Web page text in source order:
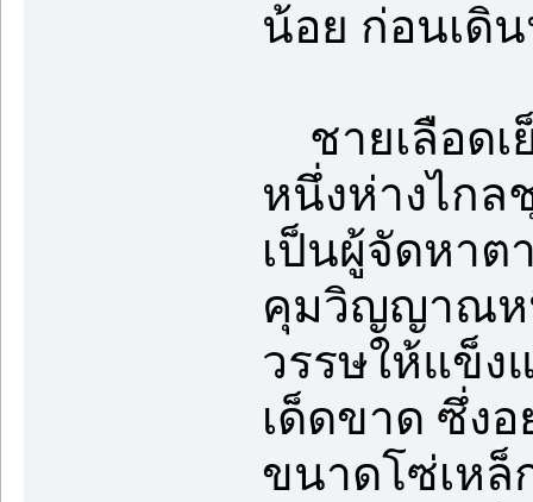
น้อย ก่อนเดิ
ชายเลือดเ
หนึ่งห่างไกล
เป็นผู้จัดหา
คุมวิญญาณห
วรรษให้แข็ง
เด็ดขาด ซึ่ง
ขนาดโซ่เหล็